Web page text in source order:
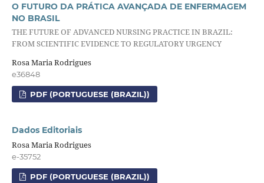
O FUTURO DA PRÁTICA AVANÇADA DE ENFERMAGEM
NO BRASIL
THE FUTURE OF ADVANCED NURSING PRACTICE IN BRAZIL:
FROM SCIENTIFIC EVIDENCE TO REGULATORY URGENCY
Rosa Maria Rodrigues
e36848
PDF (PORTUGUESE (BRAZIL))
Dados Editoriais
Rosa Maria Rodrigues
e-35752
PDF (PORTUGUESE (BRAZIL))